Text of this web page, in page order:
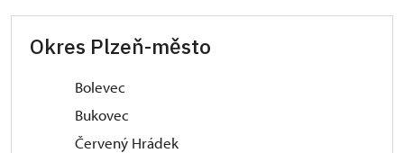
Okres Plzeň-město
Bolevec
Bukovec
Červený Hrádek